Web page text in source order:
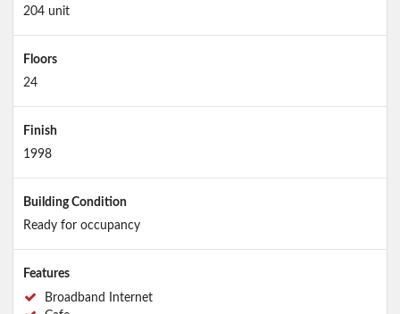
204 unit
Floors
24
Finish
1998
Building Condition
Ready for occupancy
Features
Broadband Internet